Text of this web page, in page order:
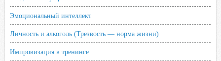
Эмоциональный интеллект
Личность и алкоголь (Трезвость — норма жизни)
Импровизация в тренинге